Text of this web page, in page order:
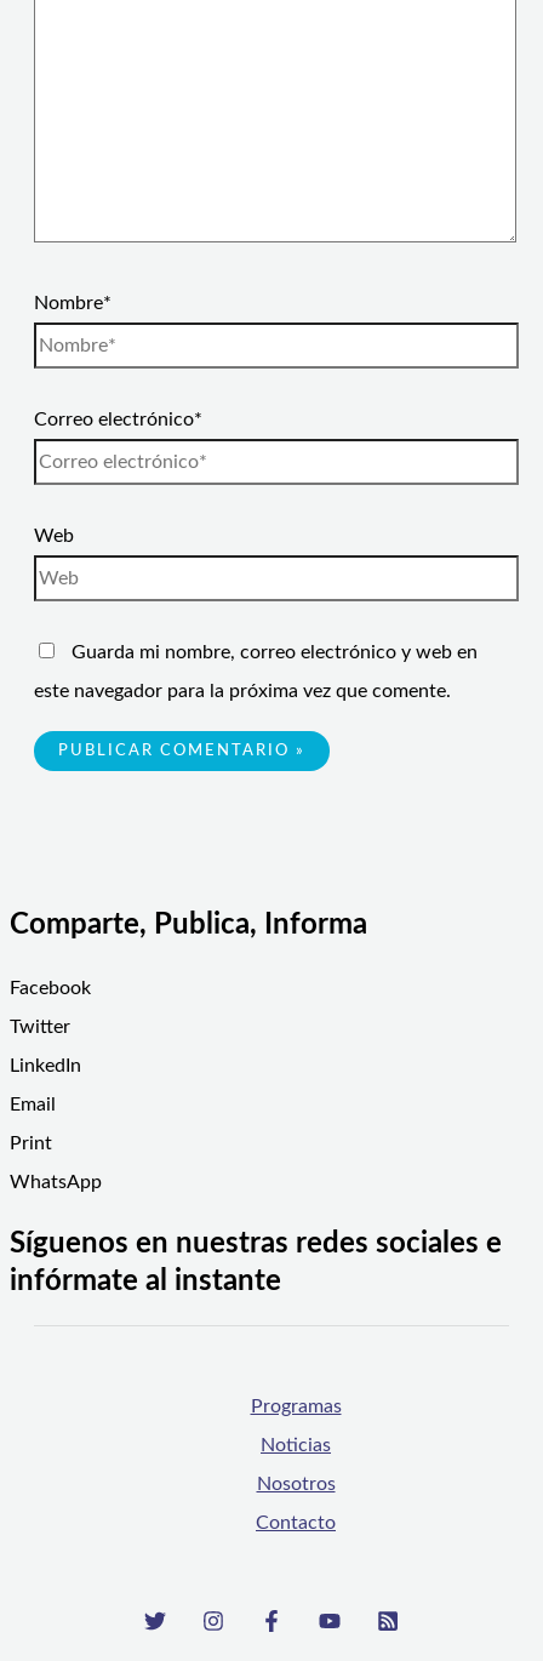
Nombre*
Correo electrónico*
Web
Guarda mi nombre, correo electrónico y web en
este navegador para la próxima vez que comente.
Comparte, Publica, Informa
Facebook
Twitter
LinkedIn
Email
Print
WhatsApp
Síguenos en nuestras redes sociales e
infórmate al instante
Programas
Noticias
Nosotros
Contacto